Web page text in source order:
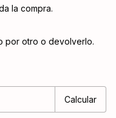
la compra.
por otro o devolverlo.
Calcular